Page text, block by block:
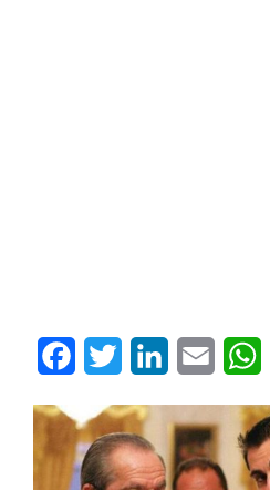
FacebookTwitter LinkedInEmail